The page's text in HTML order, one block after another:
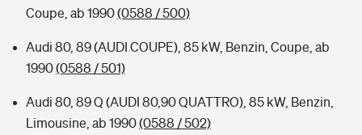
Coupe, ab 1990(0588 / 500)
Audi 80, 89 (AUDI COUPE), 85 kW, Benzin, Coupe, ab
1990(0588 / 501)
Audi 80, 89 Q (AUDI 80,90 QUATTRO), 85 kW, Benzin,
Limousine, ab 1990(0588 / 502)